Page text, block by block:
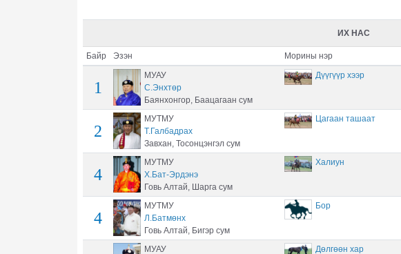
ИХ НАС
Байр Эзэн Морины нэр
1
МУАУ
С.Энхтөр
Баянхонгор, Баацагаан сум
Дүүгүүр хээр
2
МУТМУ
Т.Галбадрах
Завхан, Тосонцэнгэл сум
Цагаан ташаат
4
МУТМУ
Х.Бат-Эрдэнэ
Говь Алтай, Шарга сум
Халиун
4
МУТМУ
Л.Батмөнх
Говь Алтай, Бигэр сум
Бор
МУАУ
Дөлгөөн хар